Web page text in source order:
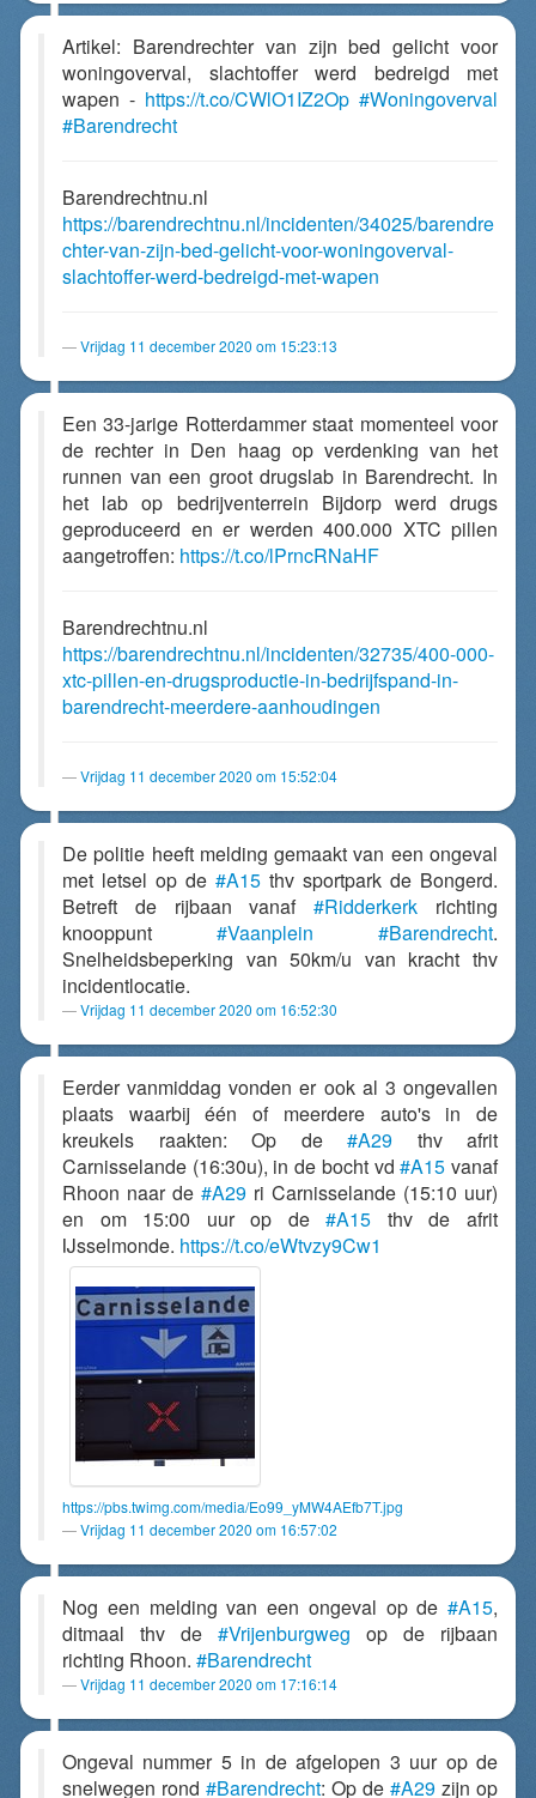
Artikel: Barendrechter van zijn bed gelicht voor
woningoverval, slachtoffer werd bedreigd met
wapen - https://t.co/CWlO1IZ2Op #Woningoverval
#Barendrecht
Barendrechtnu.nl
https://barendrechtnu.nl/incidenten/34025/barendre
chter-van-zijn-bed-gelicht-voor-woningoverval-
slachtoffer-werd-bedreigd-met-wapen
Vrijdag 11 december 2020 om 15:23:13
Een 33-jarige Rotterdammer staat momenteel voor
de rechter in Den haag op verdenking van het
runnen van een groot drugslab in Barendrecht. In
het lab op bedrijventerrein Bijdorp werd drugs
geproduceerd en er werden 400.000 XTC pillen
aangetroffen: https://t.co/lPrncRNaHF
Barendrechtnu.nl
https://barendrechtnu.nl/incidenten/32735/400-000-
xtc-pillen-en-drugsproductie-in-bedrijfspand-in-
barendrecht-meerdere-aanhoudingen
Vrijdag 11 december 2020 om 15:52:04
De politie heeft melding gemaakt van een ongeval
met letsel op de #A15 thv sportpark de Bongerd.
Betreft de rijbaan vanaf#Ridderkerk richting
knooppunt #Vaanplein #Barendrecht.
Snelheidsbeperking van 50km/u van kracht thv
incidentlocatie.
Vrijdag 11 december 2020 om 16:52:30
Eerder vanmiddag vonden er ook al 3 ongevallen
plaats waarbij één of meerdere auto's in de
kreukels raakten: Op de #A29 thv afrit
Carnisselande (16:30u), in de bocht vd#A15 vanaf
Rhoon naar de #A29 ri Carnisselande (15:10 uur)
en om 15:00 uur op de#A15 thv de afrit
IJsselmonde. https://t.co/eWtvzy9Cw1
https://pbs.twimg.com/media/Eo99_yMW4AEfb7T.jpg
Vrijdag 11 december 2020 om 16:57:02
Nog een melding van een ongeval op de #A15,
ditmaal thv de #Vrijenburgweg op de rijbaan
richting Rhoon. #Barendrecht
Vrijdag 11 december 2020 om 17:16:14
Ongeval nummer 5 in de afgelopen 3 uur op de
snelwegen rond #Barendrecht: Op de #A29 zijn op